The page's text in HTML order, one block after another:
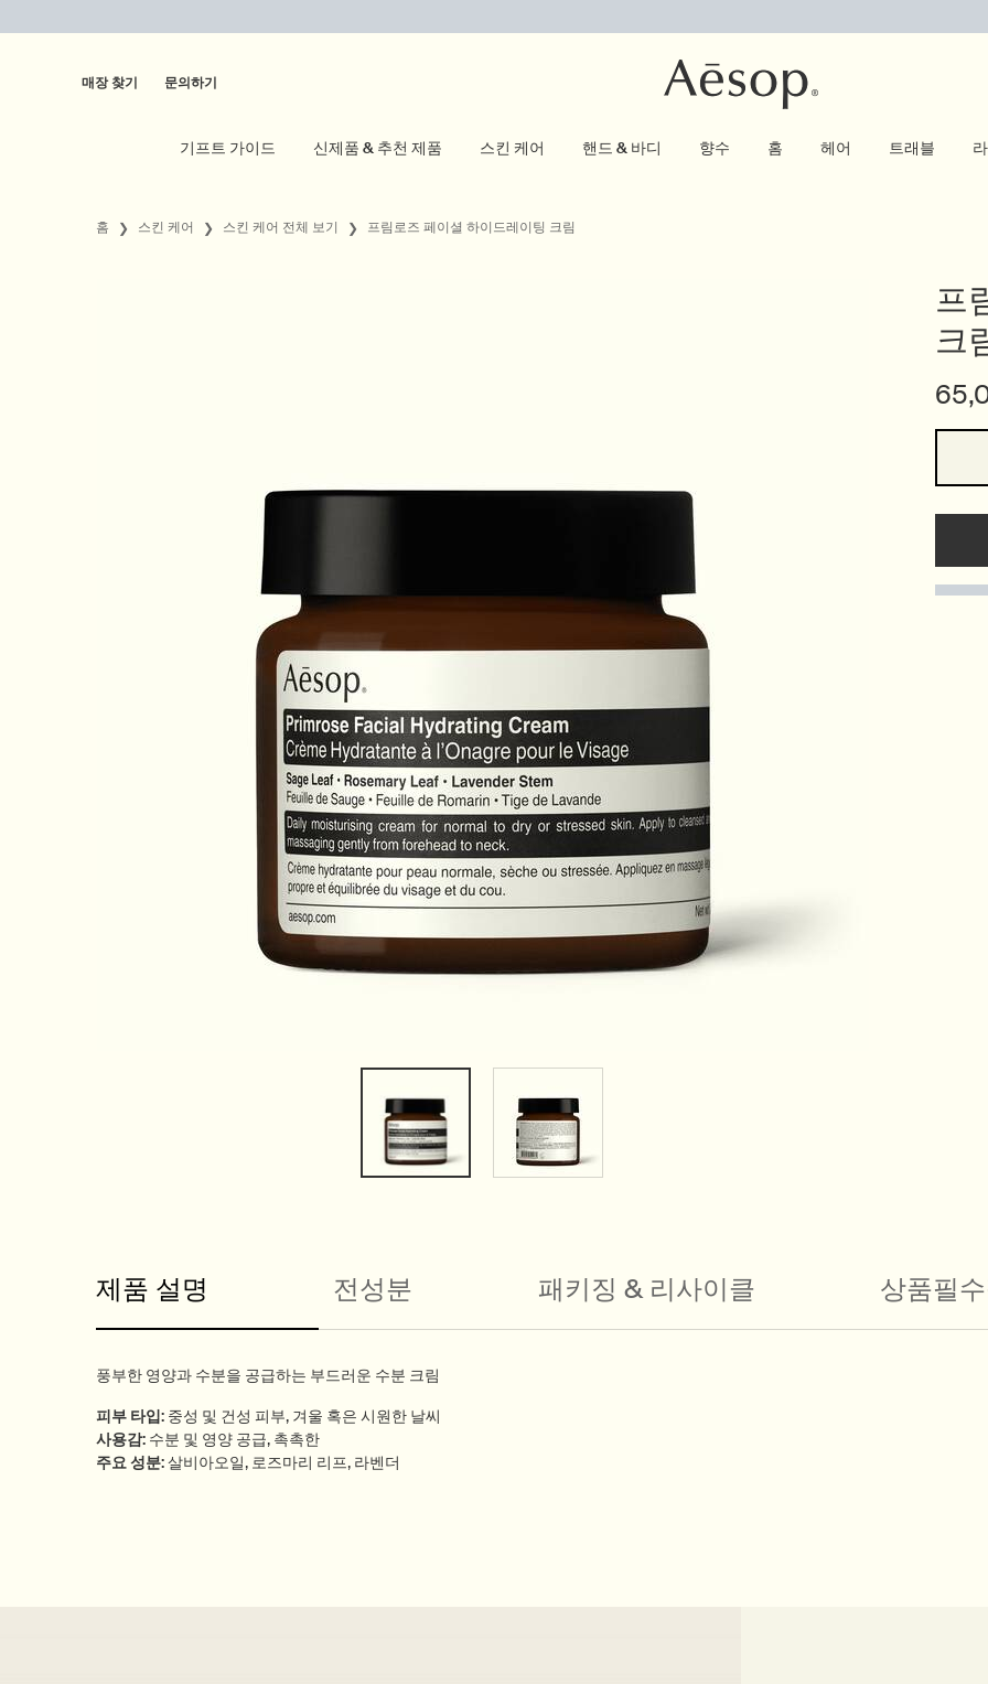
매장 찾기 문의하기
기프트 가이드 신제품 & 추천 제품 스킨 케어 핸드 & 바디 향수 홈 헤어 트래블
홈 스킨 케어 스킨 케어 전체 보기 프림로즈 페이셜 하이드레이팅 크림
프
크
제품 설명 전성분 패키징 & 리사이클 상품필
풍부한 영양과 수분을 공급하는 부드러운 수분 크림
피부 타입: 중성 및 건성 피부, 겨울 혹은 시원한 날씨
사용감: 수분 및 영양 공급, 촉촉한
주요 성분:살비아오일, 로즈마리 리프, 라벤더